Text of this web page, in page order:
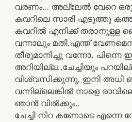
വരണം… അല്ലേൽ വേറെ
കവറിലെ സാരി എടുത്തു
കവറിൽ എനിക്ക്
വന്നാലും മതി.എന്ത് വേണമെന്ന്
തീരുമാനിച്ചു വന്നോ. പിന്നെ
അറിയില്ല..ചേച്ചിയും
വിശ്വസിക്കുന്നു. ഇനി അധി
വന്നില്ലെങ്കിൽ നാളെ രാവിലെ
ഞാൻ വിൽക്കും..
ചേച്ചി നിറ കണോടെ എന്നെ